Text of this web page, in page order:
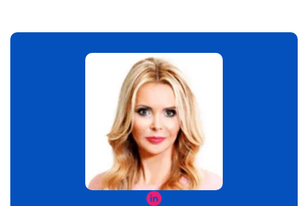
Jolanta
Bigus